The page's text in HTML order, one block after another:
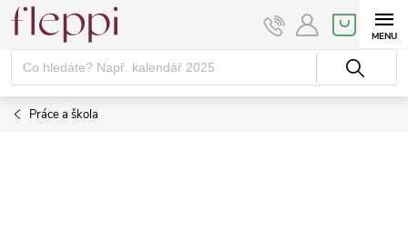
Přejít
obsah
NÁKUPNÍ
KOŠÍK
Práce a škola